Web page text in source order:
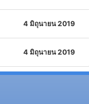
4 มิถุนายน 2019
4 มิถุนายน 2019